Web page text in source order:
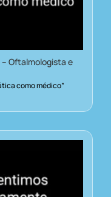
– Oftalmologista e
como médico”